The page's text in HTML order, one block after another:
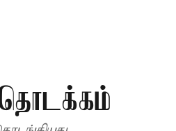
தொடக்கம்